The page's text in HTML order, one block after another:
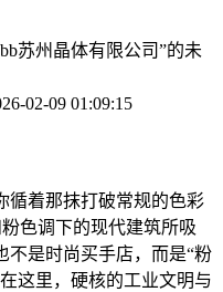
苏州晶体有限公司”的未
02-09 01:09:15
循着那抹打破常规的色彩
色调下的现代建筑所吸
不是时尚买手店，而是“粉
这里，硬核的工业文明与